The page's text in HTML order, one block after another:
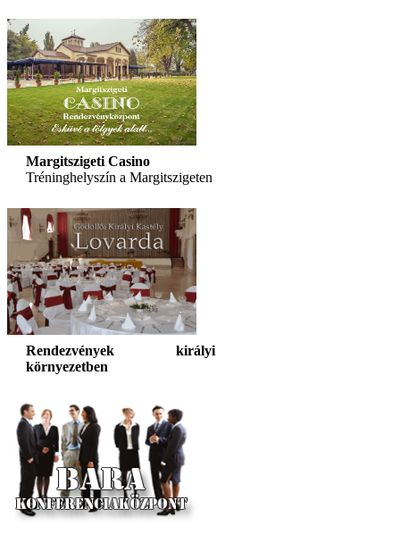
Margitszigeti Casino
Tréninghelyszín a Margitszigeten
Rendezvények királyi
környezetben